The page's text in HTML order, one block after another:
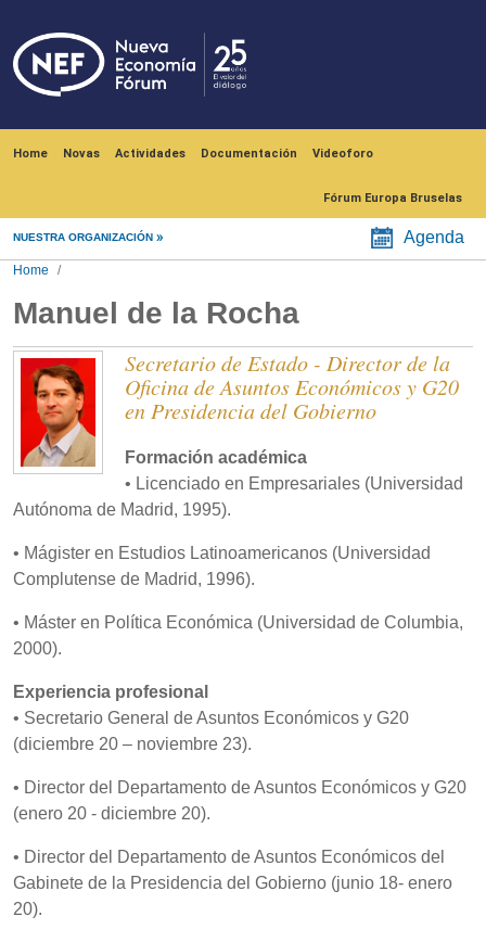
Home Novas Actividades Documentación Videoforo
Fórum Europa Bruselas
NUESTRA ORGANIZACIÓN Agenda
Home
Manuel de la Rocha
Secretario de Estado - Director de la
Oficina de Asuntos Económicos y G20
en Presidencia del Gobierno
Formación académica
• Licenciado en Empresariales (Universidad
Autónoma de Madrid, 1995).
• Mágister en Estudios Latinoamericanos (Universidad
Complutense de Madrid, 1996).
• Máster en Política Económica (Universidad de Columbia,
2000).
Experiencia profesional
• Secretario General de Asuntos Económicos y G20
(diciembre 20 – noviembre 23).
• Director del Departamento de Asuntos Económicos y G20
(enero 20 - diciembre 20).
• Director del Departamento de Asuntos Económicos del
Gabinete de la Presidencia del Gobierno (junio 18- enero
20).